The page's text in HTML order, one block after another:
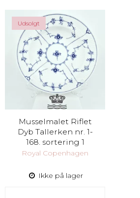
Udsolgt
Musselmalet Riflet
Dyb Tallerken nr. 1-
168. sortering 1
Royal Copenhagen
Ikke på lager